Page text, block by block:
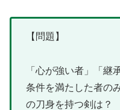
【問題】
「心が強い者」「継
条件を満たした者の
の刀身を持つ剣は？